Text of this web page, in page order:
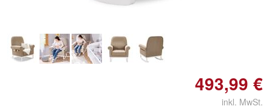
493,99 €
inkl. MwSt.